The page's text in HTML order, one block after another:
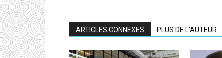
ARTICLES CONNEXES PLUS DE L'AUTEUR